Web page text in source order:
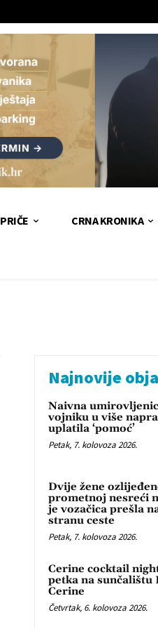
PRIČE CRNA KRONIKA
Najnovije
Naivna
vojniku u više
uplatila ‘pomoć’
Petak, 7. kolovoza 2026.
Dvije žene
prometnoj nesreći
je vozačica prešla
stranu ceste
Petak, 7. kolovoza 2026.
Cerine cocktail
petka na sunčalištu
Cerine
Četvrtak, 6. kolovoza 2026.